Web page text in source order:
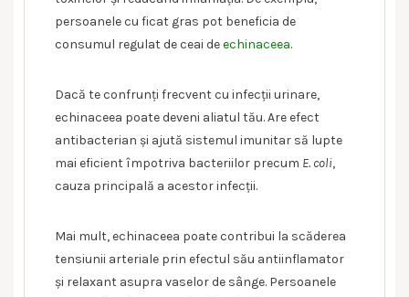
persoanele cu ficat gras pot beneficia de
consumul regulat de ceai deechinaceea.
Dacă te confrunți frecvent cu infecții urinare,
echinaceea poate deveni aliatul tău. Are efect
antibacterian și ajută sistemul imunitar să lupte
mai eficient împotriva bacteriilor precum E. coli,
cauza principală a acestor infecții.
Mai mult, echinaceea poate contribui la scăderea
tensiunii arteriale prin efectul său antiinflamator
și relaxant asupra vaselor de sânge. Persoanele